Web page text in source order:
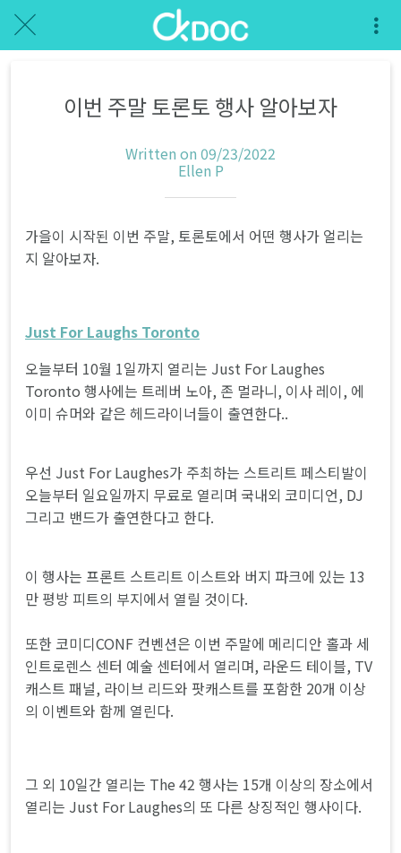
이번 주말 토론토 행사 알아보자
Written on 09/23/2022
Ellen P
가을이 시작된 이번 주말, 토론토에서 어떤 행사가 얼리는
지 알아보자.
Just For Laughs Toronto
오늘부터 10월 1일까지 열리는 Just For Laughes
Toronto 행사에는 트레버 노아, 존 멀라니, 이사 레이, 에
이미 슈머와 같은 헤드라이너들이 출연한다..
우선 Just For Laughes가 주최하는 스트리트 페스티발이
오늘부터 일요일까지 무료로 열리며 국내외 코미디언, DJ
그리고 밴드가 출연한다고 한다.
이 행사는 프론트 스트리트 이스트와 버지 파크에 있는 13
만 평방 피트의 부지에서 열릴 것이다.
또한 코미디CONF 컨벤션은 이번 주말에 메리디안 홀과 세
인트로렌스 센터 예술 센터에서 열리며, 라운드 테이블, TV
캐스트 패널, 라이브 리드와 팟캐스트를 포함한 20개 이상
의 이벤트와 함께 열린다.
그 외 10일간 열리는 The 42 행사는 15개 이상의 장소에서
열리는 Just For Laughes의 또 다른 상징적인 행사이다.